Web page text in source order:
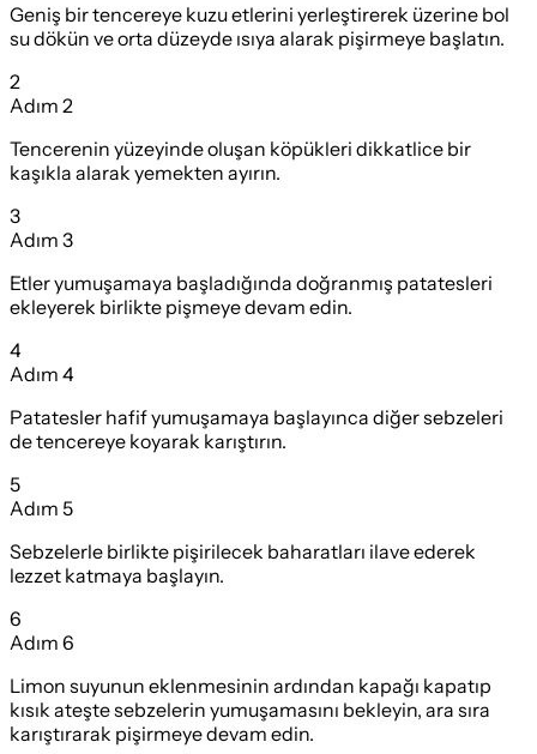
Geniş bir tencereye kuzu etlerini yerleştirerek üzerine bol
su dökün ve orta düzeyde ısıya alarak pişirmeye başlatın.
2
Adım 2
Tencerenin yüzeyinde oluşan köpükleri dikkatlice bir
kaşıkla alarak yemekten ayırın.
3
Adım 3
Etler yumuşamaya başladığında doğranmış patatesleri
ekleyerek birlikte pişmeye devam edin.
4
Adım 4
Patatesler hafif yumuşamaya başlayınca diğer sebzeleri
de tencereye koyarak karıştırın.
5
Adım 5
Sebzelerle birlikte pişirilecek baharatları ilave ederek
lezzet katmaya başlayın.
6
Adım 6
Limon suyunun eklenmesinin ardından kapağı kapatıp
kısık ateşte sebzelerin yumuşamasını bekleyin, ara sıra
karıştırarak pişirmeye devam edin.